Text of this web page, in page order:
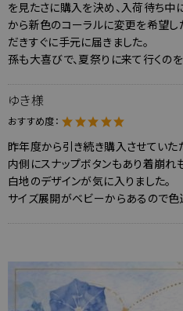
を見たさに購入を決め、入荷待ち中
から新色のコーラルに変更を希望し
だきすぐに手元に届きました。
孫も大喜びで、夏祭りに来て行くのを
ゆき様
おすすめ度：
昨年度から引き続き購入させていた
内側にスナップボタンもあり着崩れ
白地のデザインが気に入りました。
サイズ展開がベビーからあるので色